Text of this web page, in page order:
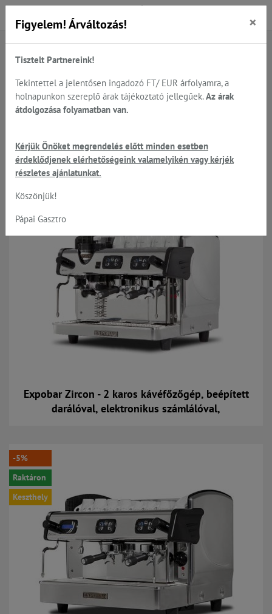
Főoldal Termékek
EXPOBAR - professional karos kávégépek
Karos kávégépek
Raktáron
Keszthely
Expobar Zircon - 2 karos kávéfőzőgép, beépített
darálóval, elektronikus számlálóval,
Kosárba
-5%
Raktáron
Keszthely
Figyelem! Árváltozás! ×
Tisztelt Partnereink!
Tekintettel a jelentősen ingadozó FT/ EUR árfolyamra, a
holnapunkon szereplő árak tájékoztató jellegűek. Az árak
átdolgozása folyamatban van.
Kérjük Önöket megrendelés előtt minden esetben
érdeklődjenek elérhetőségeink valamelyikén vagy kérjék
részletes ajánlatunkat.
Köszönjük!
Pápai Gasztro